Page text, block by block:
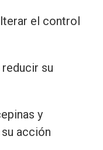
el control
su
y
acción